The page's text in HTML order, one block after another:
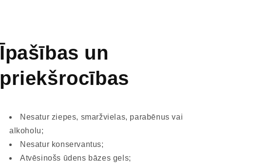
Īpašības un
priekšrocības
Nesatur ziepes, smaržvielas, parabēnus vai
alkoholu;
Nesatur konservantus;
Atvēsinošs ūdens bāzes gels;